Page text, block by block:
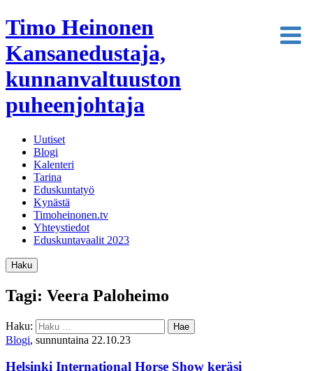
Timo Heinonen
Kansanedustaja,
kunnanvaltuuston
puheenjohtaja
Uutiset
Blogi
Kalenteri
Tarina
Eduskuntatyö
Kynästä
Timoheinonen.tv
Yhteystiedot
Eduskuntavaalit 2023
Haku
Tagi: Veera Paloheimo
Haku:
Blogi, sunnuntaina 22.10.23
Helsinki International Horse Show keräsi